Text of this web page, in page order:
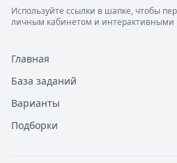
Используйте ссылки в шапке, чтобы
личным кабинетом и интерактивными
Главная
База заданий
Варианты
Подборки